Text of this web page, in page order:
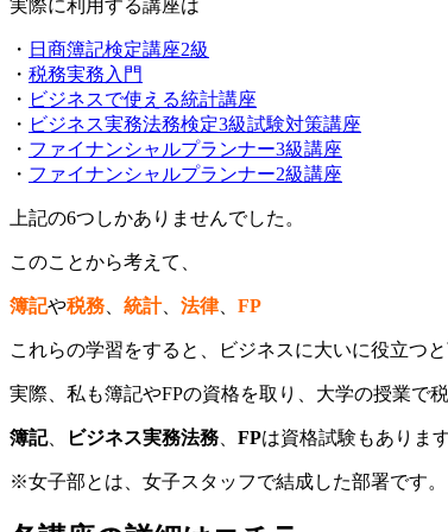
実際に利用する講座は
・ 日商簿記検定講座2級
・ 税務実務入門
・ ビジネスで使える統計講座
・ ビジネス実務法務検定3級試験対策講座
・ ファイナンシャルプランナー3級講座
・ ファイナンシャルプランナー2級講座
上記の6つしかありませんでした。
このことから考えて、
簿記や税務 統計、 法律、 FP
これらの学習をすると、ビジネスに大いに役立つ
実際、私も簿記やFPの資格を取り、大学の授業で
簿記、 ビジネス実務法務 FPは資格試験もありま
※女子部とは、女子スタッフで結成した部署です。